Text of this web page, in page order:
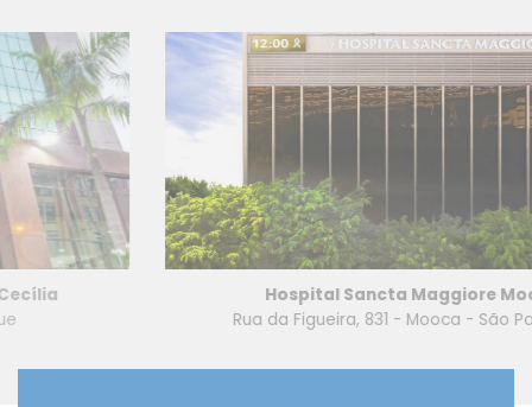
Hospital Sancta Maggiore Mooca
Rua da Figueira, 831 - Mooca - São Paulo - SP